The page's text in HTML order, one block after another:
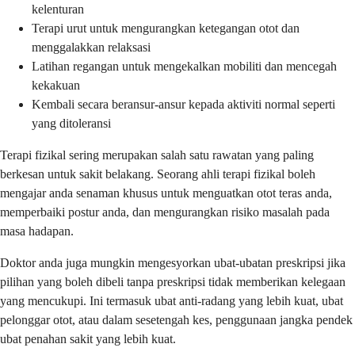
kelenturan
Terapi urut untuk mengurangkan ketegangan otot dan
menggalakkan relaksasi
Latihan regangan untuk mengekalkan mobiliti dan mencegah
kekakuan
Kembali secara beransur-ansur kepada aktiviti normal seperti
yang ditoleransi
Terapi fizikal sering merupakan salah satu rawatan yang paling
berkesan untuk sakit belakang. Seorang ahli terapi fizikal boleh
mengajar anda senaman khusus untuk menguatkan otot teras anda,
memperbaiki postur anda, dan mengurangkan risiko masalah pada
masa hadapan.
Doktor anda juga mungkin mengesyorkan ubat-ubatan preskripsi jika
pilihan yang boleh dibeli tanpa preskripsi tidak memberikan kelegaan
yang mencukupi. Ini termasuk ubat anti-radang yang lebih kuat, ubat
pelonggar otot, atau dalam sesetengah kes, penggunaan jangka pendek
ubat penahan sakit yang lebih kuat.